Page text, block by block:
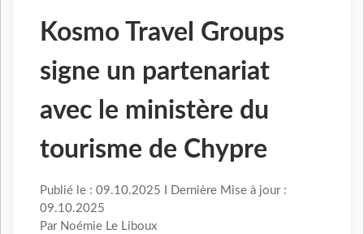
Kosmo Travel Groups
signe un partenariat
avec le ministère du
tourisme de Chypre
Publié le : 09.10.2025 I Dernière Mise à jour :
09.10.2025
Par Noémie Le Liboux